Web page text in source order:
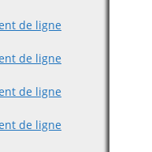
de ligne
de ligne
de ligne
de ligne